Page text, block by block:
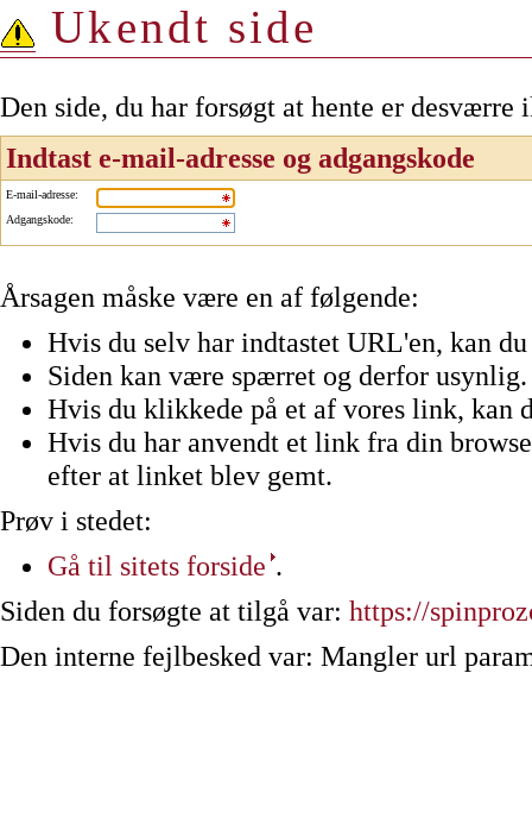
Ukendt side
Den side, du har forsøgt at hente er
Indtast e-mail-adresse og adgangskode
E-mail-adresse:
Adgangskode:
Årsagen måske være en af følgende:
Hvis du selv har indtastet URL'en, kan
Siden kan være spærret og derfor usynlig.
Hvis du klikkede på et af vores link, kan
Hvis du har anvendt et link fra din
efter at linket blev gemt.
Prøv i stedet:
Gå til sitets forside .
Siden du forsøgte at tilgå var: https://
Den interne fejlbesked var: Mangler url